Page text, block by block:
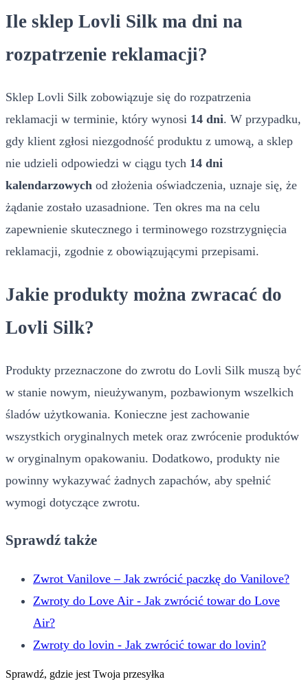
Ile sklep Lovli Silk ma dni na
rozpatrzenie reklamacji?
Sklep Lovli Silk zobowiązuje się do rozpatrzenia
reklamacji w terminie, który wynosi 14 dni. W przypadku,
gdy klient zgłosi niezgodność produktu z umową, a sklep
nie udzieli odpowiedzi w ciągu tych 14 dni
kalendarzowych od złożenia oświadczenia, uznaje się, że
żądanie zostało uzasadnione. Ten okres ma na celu
zapewnienie skutecznego i terminowego rozstrzygnięcia
reklamacji, zgodnie z obowiązującymi przepisami.
Jakie produkty można zwracać do
Lovli Silk?
Produkty przeznaczone do zwrotu do Lovli Silk muszą być
w stanie nowym, nieużywanym, pozbawionym wszelkich
śladów użytkowania. Konieczne jest zachowanie
wszystkich oryginalnych metek oraz zwrócenie produktów
w oryginalnym opakowaniu. Dodatkowo, produkty nie
powinny wykazywać żadnych zapachów, aby spełnić
wymogi dotyczące zwrotu.
Sprawdź także
Zwrot Vanilove – Jak zwrócić paczkę do Vanilove?
Zwroty do Love Air - Jak zwrócić towar do Love
Air?
Zwroty do lovin - Jak zwrócić towar do lovin?
Sprawdź, gdzie jest Twoja przesyłka